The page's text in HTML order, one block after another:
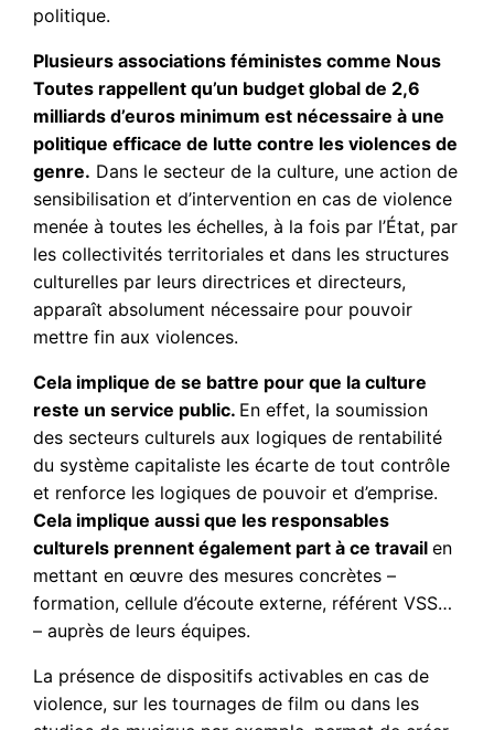
politique.
Plusieurs associations féministes comme Nous
Toutes rappellent qu’un budget global de 2,6
milliards d’euros minimum est nécessaire à une
politique efficace de lutte contre les violences de
genre. Dans le secteur de la culture, une action de
sensibilisation et d’intervention en cas de violence
menée à toutes les échelles, à la fois par l’État, par
les collectivités territoriales et dans les structures
culturelles par leurs directrices et directeurs,
apparaît absolument nécessaire pour pouvoir
mettre fin aux violences.
Cela implique de se battre pour que la culture
reste un service public. En effet, la soumission
des secteurs culturels aux logiques de rentabilité
du système capitaliste les écarte de tout contrôle
et renforce les logiques de pouvoir et d’emprise.
Cela implique aussi que les responsables
culturels prennent également part à ce travailen
mettant en œuvre des mesures concrètes –
formation, cellule d’écoute externe, référent VSS…
– auprès de leurs équipes.
La présence de dispositifs activables en cas de
violence, sur les tournages de film ou dans les